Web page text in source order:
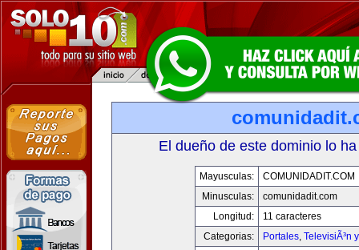
El dueño de este dominio lo
Mayusculas:
COMUNIDADIT.COM
Minusculas:
comunidadit.com
Longitud:
11 caracteres
Categorias:
Portales, TelevisiÃ³n